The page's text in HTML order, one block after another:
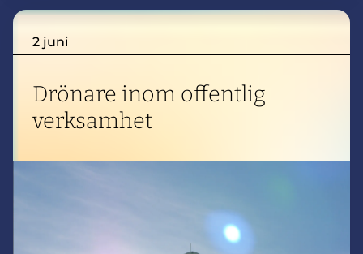
flyga drönare.
2 juni
Drönare inom offentlig
verksamhet